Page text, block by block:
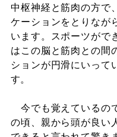
中枢神経と筋肉の方で
ケーションをとりなが
います。スポーツがで
はこの脳と筋肉との間
ションが円滑にいって
す。
今でも覚えているの
の頃、親から頭が良い